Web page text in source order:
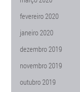
fevereiro 2020
janeiro 2020
dezembro 2019
novembro 2019
outubro 2019